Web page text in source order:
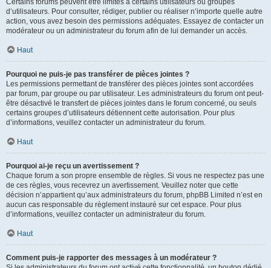
Certains forums peuvent être limités à certains utilisateurs ou groupes
d’utilisateurs. Pour consulter, rédiger, publier ou réaliser n’importe quelle autre
action, vous avez besoin des permissions adéquates. Essayez de contacter un
modérateur ou un administrateur du forum afin de lui demander un accès.
Haut
Pourquoi ne puis-je pas transférer de pièces jointes ?
Les permissions permettant de transférer des pièces jointes sont accordées
par forum, par groupe ou par utilisateur. Les administrateurs du forum ont peut-
être désactivé le transfert de pièces jointes dans le forum concerné, ou seuls
certains groupes d’utilisateurs détiennent cette autorisation. Pour plus
d’informations, veuillez contacter un administrateur du forum.
Haut
Pourquoi ai-je reçu un avertissement ?
Chaque forum a son propre ensemble de règles. Si vous ne respectez pas une
de ces règles, vous recevrez un avertissement. Veuillez noter que cette
décision n’appartient qu’aux administrateurs du forum, phpBB Limited n’est en
aucun cas responsable du règlement instauré sur cet espace. Pour plus
d’informations, veuillez contacter un administrateur du forum.
Haut
Comment puis-je rapporter des messages à un modérateur ?